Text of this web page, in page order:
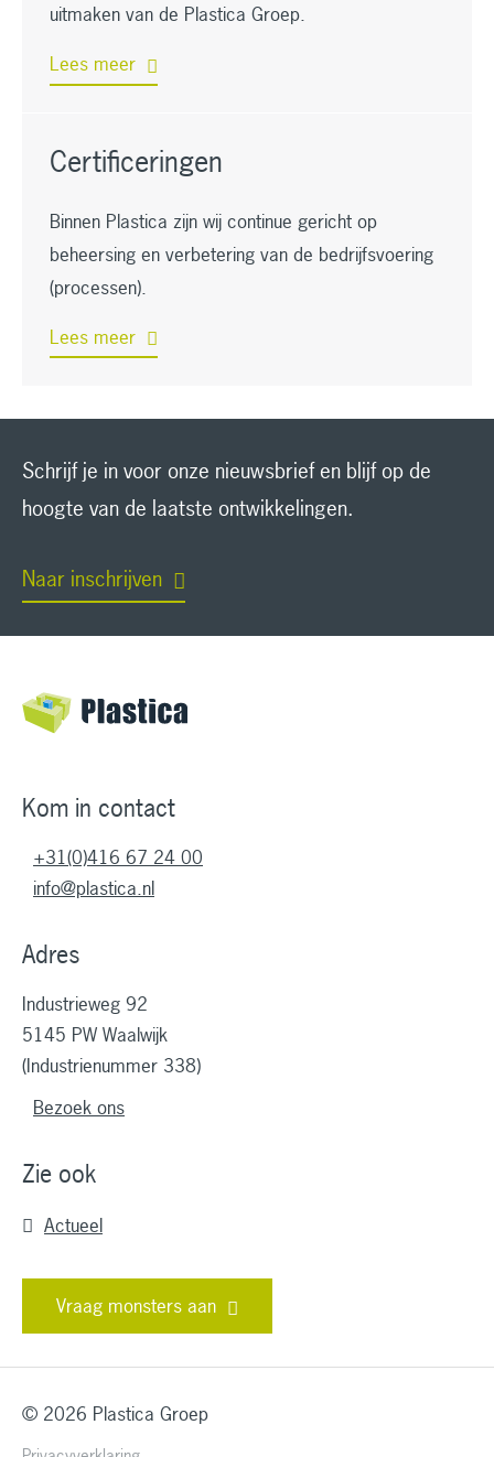
uitmaken van de Plastica Groep.
Lees meer
Certificeringen
Binnen Plastica zijn wij continue gericht op
beheersing en verbetering van de bedrijfsvoering
(processen).
Lees meer
Schrijf je in voor onze nieuwsbrief en blijf op de
hoogte van de laatste ontwikkelingen.
Naar inschrijven
Kom in contact
+31(0)416 67 24 00
info@plastica.nl
Adres
Industrieweg 92
5145 PW Waalwijk
(Industrienummer 338)
Bezoek ons
Zie ook
Actueel
Vraag monsters aan
© 2026 Plastica Groep